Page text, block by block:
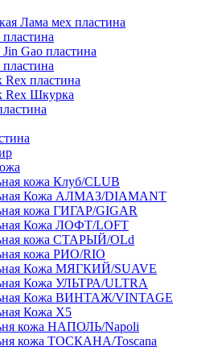
Лама мех пластина
Gao пластина
Rex пластина
Rex Шкурка
кожа Клуб/CLUB
Кожа АЛМАЗ/DIAMANT
кожа ГИГАР/GIGAR
Кожа ЛОФТ/LOFT
кожа СТАРЫЙ/OLd
кожа РИО/RIO
Кожа МЯГКИЙ/SUAVE
Кожа УЛЬТРА/ULTRA
Кожа ВИНТАЖ/VINTAGE
Кожа X5
кожа НАПОЛЬ/Napoli
кожа ТОСКАНА/Toscana